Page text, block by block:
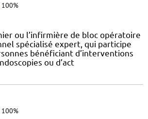
100%
ou l’infirmière de bloc opératoire
spécialisé expert, qui participe
bénéficiant d’interventions
ou d’act
100%